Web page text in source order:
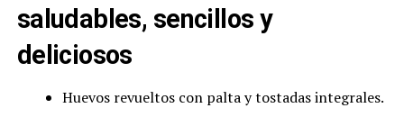
saludables, sencillos y
deliciosos
Huevos revueltos con palta y tostadas integrales.